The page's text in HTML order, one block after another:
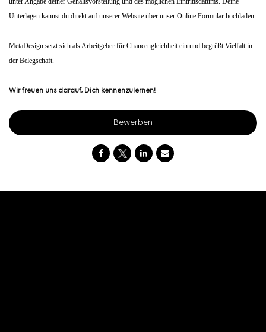
Unterlagen kannst du direkt auf unserer Website über unser Online Formular hochladen.
MetaDesign setzt sich als Arbeitgeber für Chancengleichheit ein und begrüßt Vielfalt in
der Belegschaft.
Wir freuen uns darauf, Dich kennenzulernen!
Bewerben